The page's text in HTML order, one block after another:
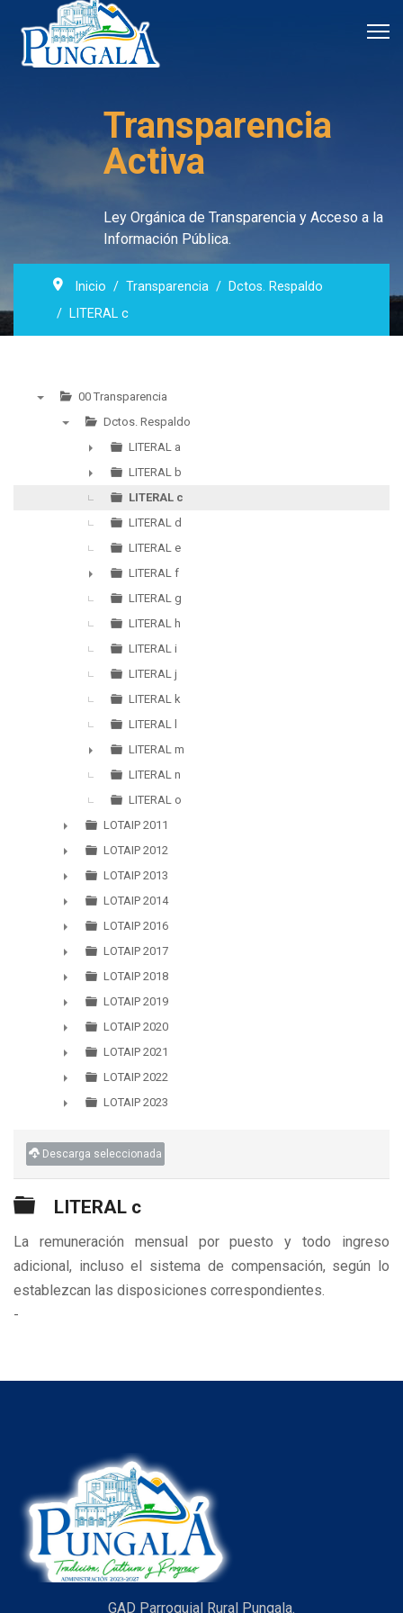
Transparencia
Activa
Ley Orgánica de Transparencia y Acceso a la
Información Pública.
Inicio Transparencia
Dctos. Respaldo
LITERAL c
00 Transparencia
Dctos. Respaldo
►
LITERAL a
►
LITERAL b
LITERAL c
LITERAL d
LITERAL e
►
LITERAL f
LITERAL g
LITERAL h
LITERAL i
LITERAL j
LITERAL k
LITERAL l
►
LITERAL m
LITERAL n
LITERAL o
►
LOTAIP 2011
►
LOTAIP 2012
►
LOTAIP 2013
►
LOTAIP 2014
►
LOTAIP 2016
►
LOTAIP 2017
►
LOTAIP 2018
►
LOTAIP 2019
►
LOTAIP 2020
►
LOTAIP 2021
►
LOTAIP 2022
LOTAIP 2023
Descarga seleccionada
Carpeta
LITERAL c
La remuneración mensual por puesto y todo ingreso
adicional, incluso el sistema de compensación, según lo
establezcan las disposiciones correspondientes.
-
GAD Parroquial Rural Pungala.